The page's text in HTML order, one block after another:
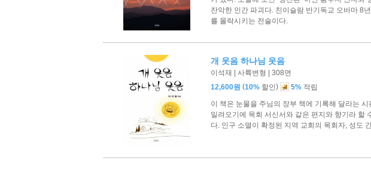
잔악한 인간 파괴다. 친이슬람 반기독교 오바마 8
를 몰락시키는 전술이다.
개 웃음 하나님 웃음
이석재 | 사륙변형 | 308면
12,600원 (10% 할인) 5% 적립
이 책은 눈물을 주님의 장부 책에 기록해 달라는
밀려오기에 목회 서신서와 같은 편지와 향기라 할
다. 인구 소멸이 확정된 지역 교회의 목회자, 성도